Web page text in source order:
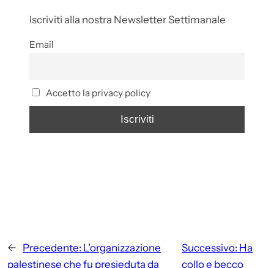
Iscriviti alla nostra Newsletter Settimanale
Email
Accetto la privacy policy
← Precedente: L’organizzazione
palestinese che fu presieduta da
Successivo: Ha
collo e becco